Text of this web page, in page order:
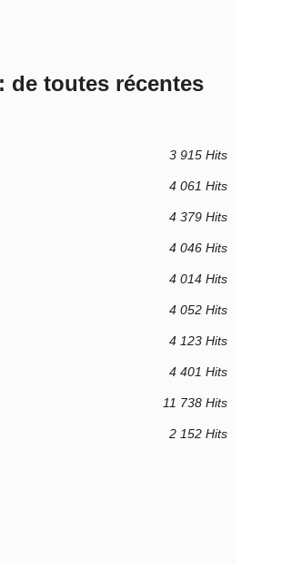
de toutes récentes
3 915 Hits
4 061 Hits
4 379 Hits
4 046 Hits
4 014 Hits
4 052 Hits
4 123 Hits
4 401 Hits
11 738 Hits
2 152 Hits